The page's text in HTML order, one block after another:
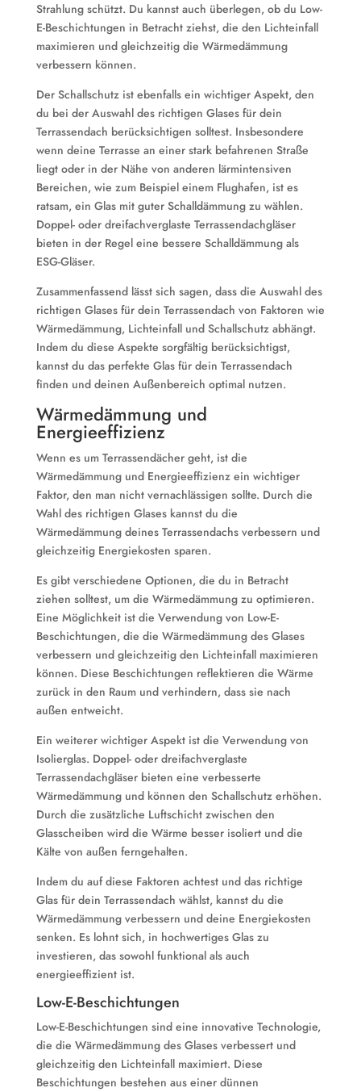
Strahlung schützt. Du kannst auch überlegen, ob du Low-
E-Beschichtungen in Betracht ziehst, die den Lichteinfall
maximieren und gleichzeitig die Wärmedämmung
verbessern können.
Der Schallschutz ist ebenfalls ein wichtiger Aspekt, den
du bei der Auswahl des richtigen Glases für dein
Terrassendach berücksichtigen solltest. Insbesondere
wenn deine Terrasse an einer stark befahrenen Straße
liegt oder in der Nähe von anderen lärmintensiven
Bereichen, wie zum Beispiel einem Flughafen, ist es
ratsam, ein Glas mit guter Schalldämmung zu wählen.
Doppel- oder dreifachverglaste Terrassendachgläser
bieten in der Regel eine bessere Schalldämmung als
ESG-Gläser.
Zusammenfassend lässt sich sagen, dass die Auswahl des
richtigen Glases für dein Terrassendach von Faktoren wie
Wärmedämmung, Lichteinfall und Schallschutz abhängt.
Indem du diese Aspekte sorgfältig berücksichtigst,
kannst du das perfekte Glas für dein Terrassendach
finden und deinen Außenbereich optimal nutzen.
Wärmedämmung und
Energieeffizienz
Wenn es um Terrassendächer geht, ist die
Wärmedämmung und Energieeffizienz ein wichtiger
Faktor, den man nicht vernachlässigen sollte. Durch die
Wahl des richtigen Glases kannst du die
Wärmedämmung deines Terrassendachs verbessern und
gleichzeitig Energiekosten sparen.
Es gibt verschiedene Optionen, die du in Betracht
ziehen solltest, um die Wärmedämmung zu optimieren.
Eine Möglichkeit ist die Verwendung von Low-E-
Beschichtungen, die die Wärmedämmung des Glases
verbessern und gleichzeitig den Lichteinfall maximieren
können. Diese Beschichtungen reflektieren die Wärme
zurück in den Raum und verhindern, dass sie nach
außen entweicht.
Ein weiterer wichtiger Aspekt ist die Verwendung von
Isolierglas. Doppel- oder dreifachverglaste
Terrassendachgläser bieten eine verbesserte
Wärmedämmung und können den Schallschutz erhöhen.
Durch die zusätzliche Luftschicht zwischen den
Glasscheiben wird die Wärme besser isoliert und die
Kälte von außen ferngehalten.
Indem du auf diese Faktoren achtest und das richtige
Glas für dein Terrassendach wählst, kannst du die
Wärmedämmung verbessern und deine Energiekosten
senken. Es lohnt sich, in hochwertiges Glas zu
investieren, das sowohl funktional als auch
energieeffizient ist.
Low-E-Beschichtungen
Low-E-Beschichtungen sind eine innovative Technologie,
die die Wärmedämmung des Glases verbessert und
gleichzeitig den Lichteinfall maximiert. Diese
Beschichtungen bestehen aus einer dünnen